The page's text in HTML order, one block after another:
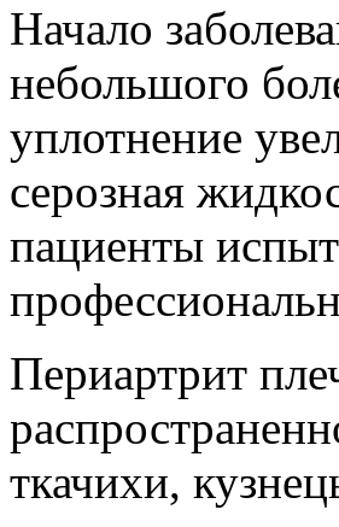
Начало
небольшого
уплотнение
серозная
пациенты
Периартрит
ткачихи,